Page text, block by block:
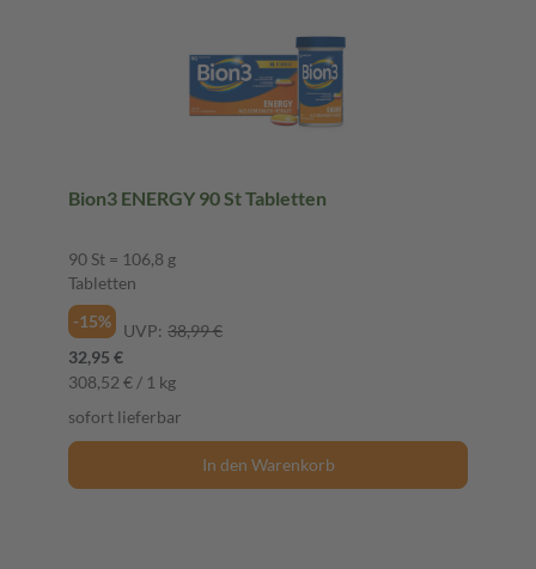
Bion3 ENERGY 90 St Tabletten
90 St = 106,8 g
Tabletten
-15%
UVP: 38,99 €
32,95 €
308,52 € / 1 kg
sofort lieferbar
In den Warenkorb